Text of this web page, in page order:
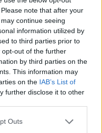
note that after your
continue seeing
information utilized by
to third parties prior to
out of the further
by third parties on the
This information may
on the IAB’s List of
further disclose it to other
Outs
pkp
kulturne prireditve